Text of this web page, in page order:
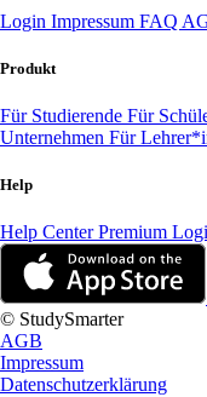
Login Impressum FAQ
Produkt
Für Studierende Für
Unternehmen Für
Help
Help CenterPremium
© StudySmarter
AGB
Impressum
Datenschutzerklärung